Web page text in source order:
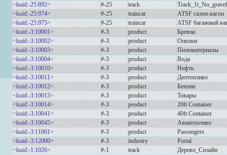
<kuid:-25:892>
#-25 track
Track_1t_No_gravel
<kuid:-25:974>
#-25 traincar
ATSF салон-вагон
<kuid:-25:975>
#-25 traincar
ATSF багажный
<kuid:-3:10001>
#-3 product
Бревна
<kuid:-3:10002>
#-3 product
Опилки
<kuid:-3:10003>
#-3 product
Пиломатериалы
<kuid:-3:10004>
#-3 product
Вода
<kuid:-3:10010>
#-3 product
Нефть
<kuid:-3:10011>
#-3 product
Дизтопливо
<kuid:-3:10012>
#-3 product
Бензин
<kuid:-3:10013>
#-3 product
Товары
<kuid:-3:10014>
#-3 product
20ft Container
<kuid:-3:10041>
#-3 product
40ft Container
<kuid:-3:10045>
#-3 product
Авиатопливо
<kuid:-3:11061>
#-3 product
Passengers
<kuid:-3:12000>
#-3 industry
Portal
<kuid:-1:1026>
#-1 track
Дерево_Сплайн